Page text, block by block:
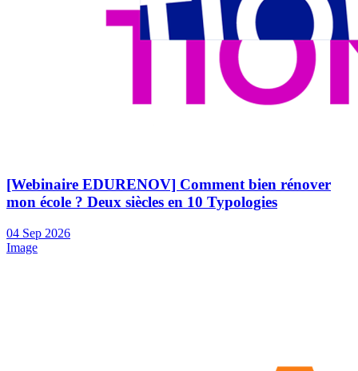
[Webinaire EDURENOV] Comment bien rénover
mon école ? Deux siècles en 10 Typologies
04 Sep 2026
Image